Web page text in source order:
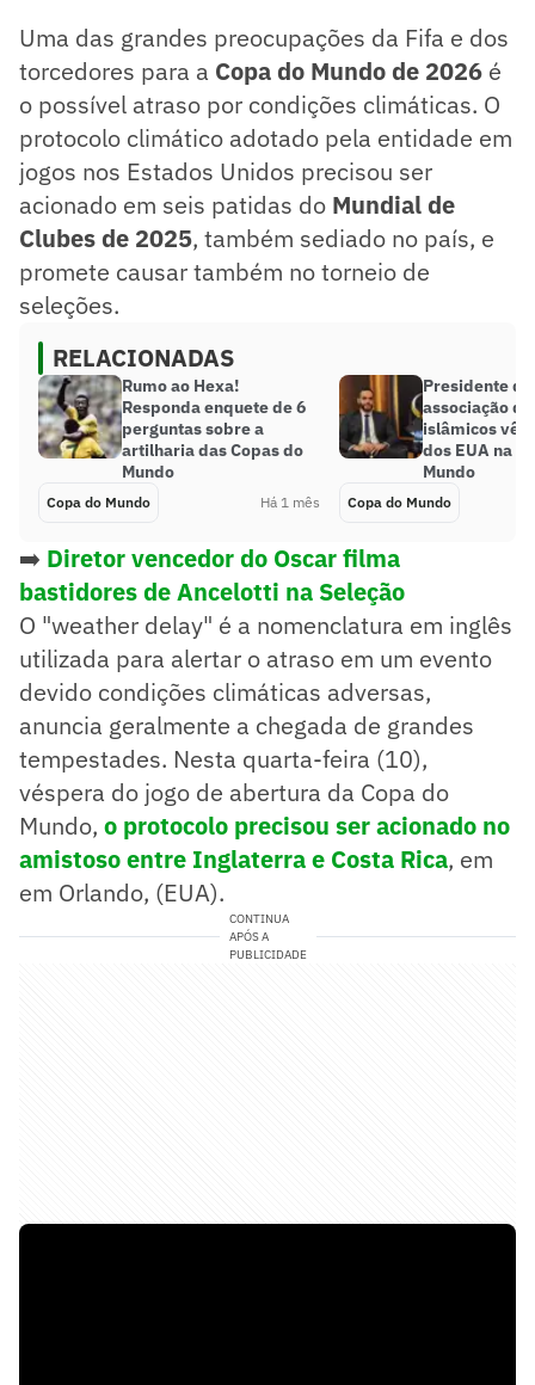
Uma das grandes preocupações da Fifa e dos
torcedores para a Copa do Mundo de 2026 é
o possível atraso por condições climáticas. O
protocolo climático adotado pela entidade em
jogos nos Estados Unidos precisou ser
acionado em seis patidas do Mundial de
Clubes de 2025, também sediado no país, e
promete causar também no torneio de
seleções.
RELACIONADAS
Rumo ao Hexa!
Responda enquete de 6
perguntas sobre a
artilharia das Copas do
Mundo
Copa do Mundo Há 1 mês
Presidente de
associação
islâmicos vê
dos EUA na
Mundo
Copa do Mundo
➡️ Diretor vencedor do Oscar filma
bastidores de Ancelotti na Seleção
O "weather delay" é a nomenclatura em inglês
utilizada para alertar o atraso em um evento
devido condições climáticas adversas,
anuncia geralmente a chegada de grandes
tempestades. Nesta quarta-feira (10),
véspera do jogo de abertura da Copa do
Mundo, o protocolo precisou ser acionado no
amistoso entre Inglaterra e Costa Rica, em
em Orlando, (EUA).
CONTINUA
APÓS A
PUBLICIDADE